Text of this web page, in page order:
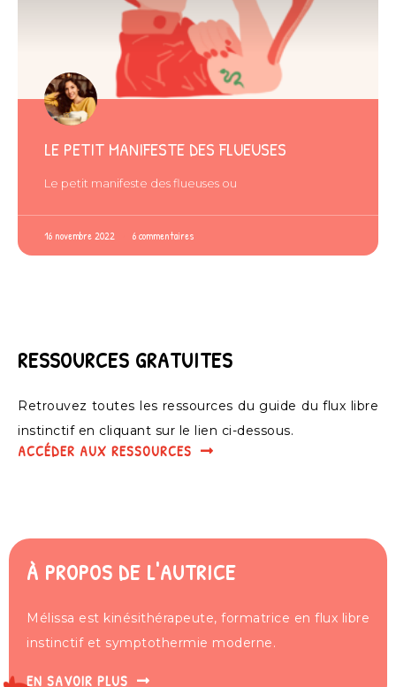
LE PETIT MANIFESTE DES FLUEUSES
Le petit manifeste des flueuses ou
16 novembre 2022 6 commentaires
RESSOURCES GRATUITES
Retrouvez toutes les ressources du guide du flux libre
instinctif en cliquant sur le lien ci-dessous.
ACCÉDER AUX RESSOURCES
À PROPOS DE L'AUTRICE
Mélissa est kinésithérapeute, formatrice en flux libre
instinctif et symptothermie moderne.
EN SAVOIR PLUS